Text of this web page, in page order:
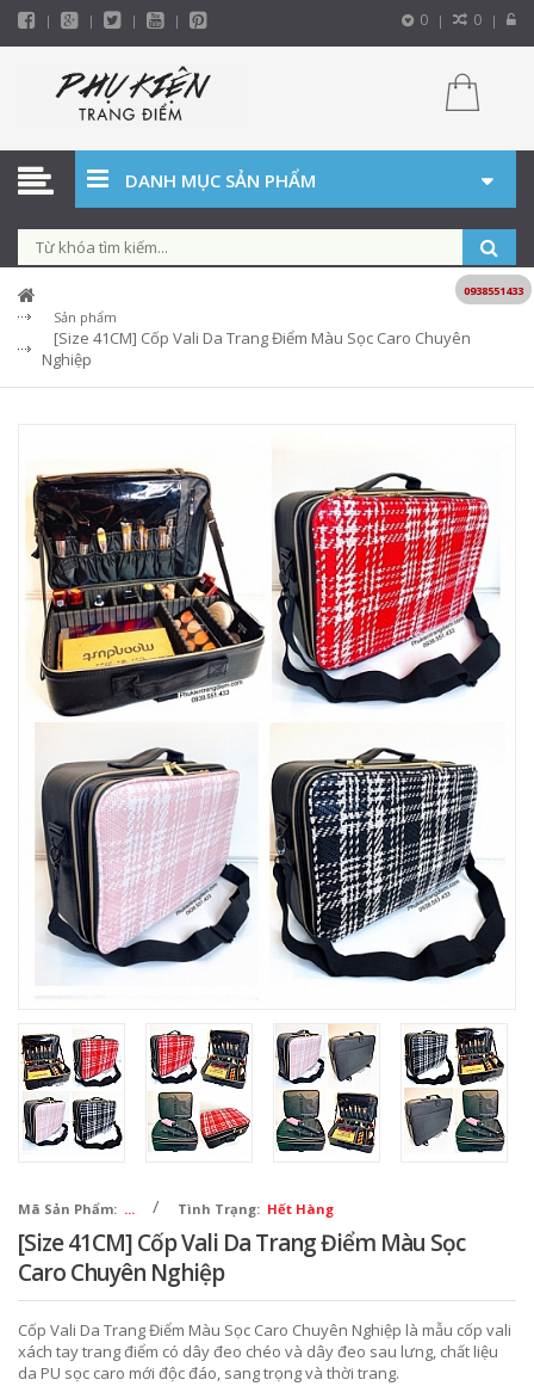
0 0
DANH MỤC SẢN PHẨM
Sản phẩm
[Size 41CM] Cốp Vali Da Trang Điểm Màu Sọc Caro Chuyên
Nghiệp
Mã Sản Phẩm: ... / Tình Trạng: Hết Hàng
[Size 41CM] Cốp Vali Da Trang Điểm Màu Sọc
Caro Chuyên Nghiệp
Cốp Vali Da Trang Điểm Màu Sọc Caro Chuyên Nghiệp là mẫu cốp vali
xách tay trang điểm có dây đeo chéo và dây đeo sau lưng, chất liệu
da PU sọc caro mới độc đáo, sang trọng và thời trang.
0938551433